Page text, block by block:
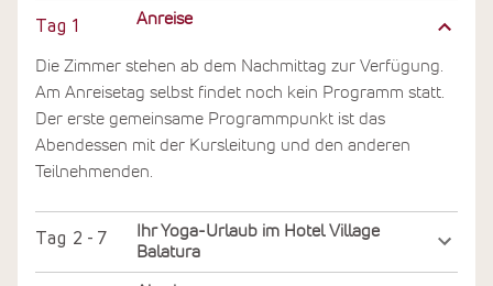
Tag 1 Anreise
Die Zimmer stehen ab dem Nachmittag zur Verfügung.
Am Anreisetag selbst findet noch kein Programm statt.
Der erste gemeinsame Programmpunkt ist das
Abendessen mit der Kursleitung und den anderen
Teilnehmenden.
Tag 2 - 7
Ihr Yoga-Urlaub im Hotel Village
Balatura